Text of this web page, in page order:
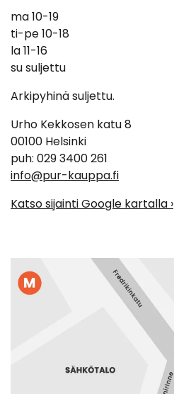
ma 10-19
ti-pe 10-18
la 11-16
su suljettu
Arkipyhinä suljettu.
Urho Kekkosen katu 8
00100 Helsinki
puh: 029 3400 261
info@pur-kauppa.fi
Katso sijainti Google kartalla ›